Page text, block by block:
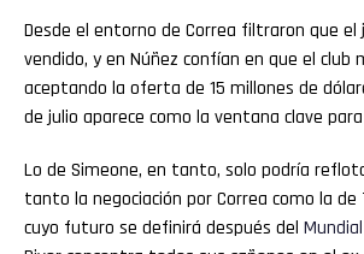
Desde el entorno de Correa filtraron que el
vendido, y en Núñez confían en que el club
aceptando la oferta de 15 millones de
de julio aparece como la ventana clave
Lo de Simeone, en tanto, solo podría
tanto la negociación por Correa como la de
cuyo futuro se definirá después del